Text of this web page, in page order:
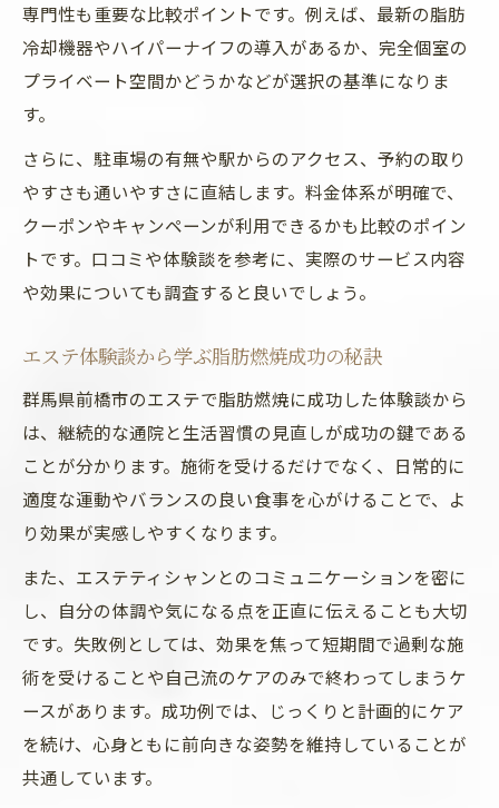
専門性も重要な比較ポイントです。例えば、最新の脂肪
冷却機器やハイパーナイフの導入があるか、完全個室の
プライベート空間かどうかなどが選択の基準になりま
す。
さらに、駐車場の有無や駅からのアクセス、予約の取り
やすさも通いやすさに直結します。料金体系が明確で、
クーポンやキャンペーンが利用できるかも比較のポイン
トです。口コミや体験談を参考に、実際のサービス内容
や効果についても調査すると良いでしょう。
エステ体験談から学ぶ脂肪燃焼成功の秘訣
群馬県前橋市のエステで脂肪燃焼に成功した体験談から
は、継続的な通院と生活習慣の見直しが成功の鍵である
ことが分かります。施術を受けるだけでなく、日常的に
適度な運動やバランスの良い食事を心がけることで、よ
り効果が実感しやすくなります。
また、エステティシャンとのコミュニケーションを密に
し、自分の体調や気になる点を正直に伝えることも大切
です。失敗例としては、効果を焦って短期間で過剰な施
術を受けることや自己流のケアのみで終わってしまうケ
ースがあります。成功例では、じっくりと計画的にケア
を続け、心身ともに前向きな姿勢を維持していることが
共通しています。